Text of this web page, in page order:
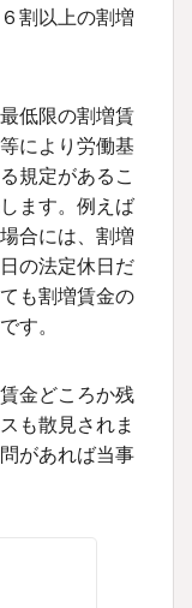
割以上の割増
低限の割増賃
により労働基
規定があるこ
ます。例えば
合には、割増
の法定休日だ
も割増賃金の
す。
金どころか残
も散見されま
があれば当事